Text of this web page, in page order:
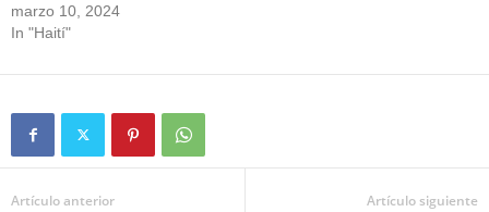
marzo 10, 2024
In "Haití"
Artículo anterior Artículo siguiente